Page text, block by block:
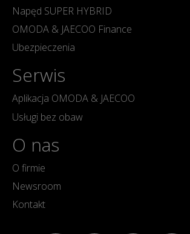
Napęd SUPER HYBRID
OMODA & JAECOO Finance
Ubezpieczenia
Serwis
Aplikacja OMODA & JAECOO
Usługi bez obaw
O nas
O firmie
Newsroom
Kontakt